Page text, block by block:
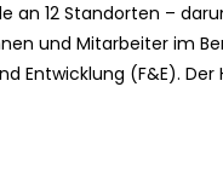
an 12 Standorten –
und Mitarbeiter im
Entwicklung (F&E). Der